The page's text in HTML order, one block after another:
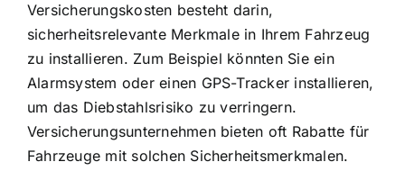
Versicherungskosten besteht darin,
sicherheitsrelevante Merkmale in Ihrem Fahrzeug
zu installieren. Zum Beispiel könnten Sie ein
Alarmsystem oder einen GPS-Tracker installieren,
um das Diebstahlsrisiko zu verringern.
Versicherungsunternehmen bieten oft Rabatte für
Fahrzeuge mit solchen Sicherheitsmerkmalen.